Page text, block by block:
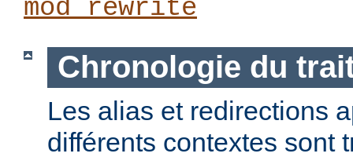
mod_rewrite
Chronologie du
Les alias et redirections
différents contextes sont